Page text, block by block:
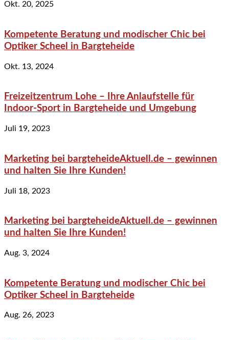
Okt. 20, 2025
Kompetente Beratung und modischer Chic bei
Optiker Scheel in Bargteheide
Okt. 13, 2024
Freizeitzentrum Lohe – Ihre Anlaufstelle für
Indoor-Sport in Bargteheide und Umgebung
Juli 19, 2023
Marketing bei bargteheideAktuell.de – gewinnen
und halten Sie Ihre Kunden!
Juli 18, 2023
Marketing bei bargteheideAktuell.de – gewinnen
und halten Sie Ihre Kunden!
Aug. 3, 2024
Kompetente Beratung und modischer Chic bei
Optiker Scheel in Bargteheide
Aug. 26, 2023